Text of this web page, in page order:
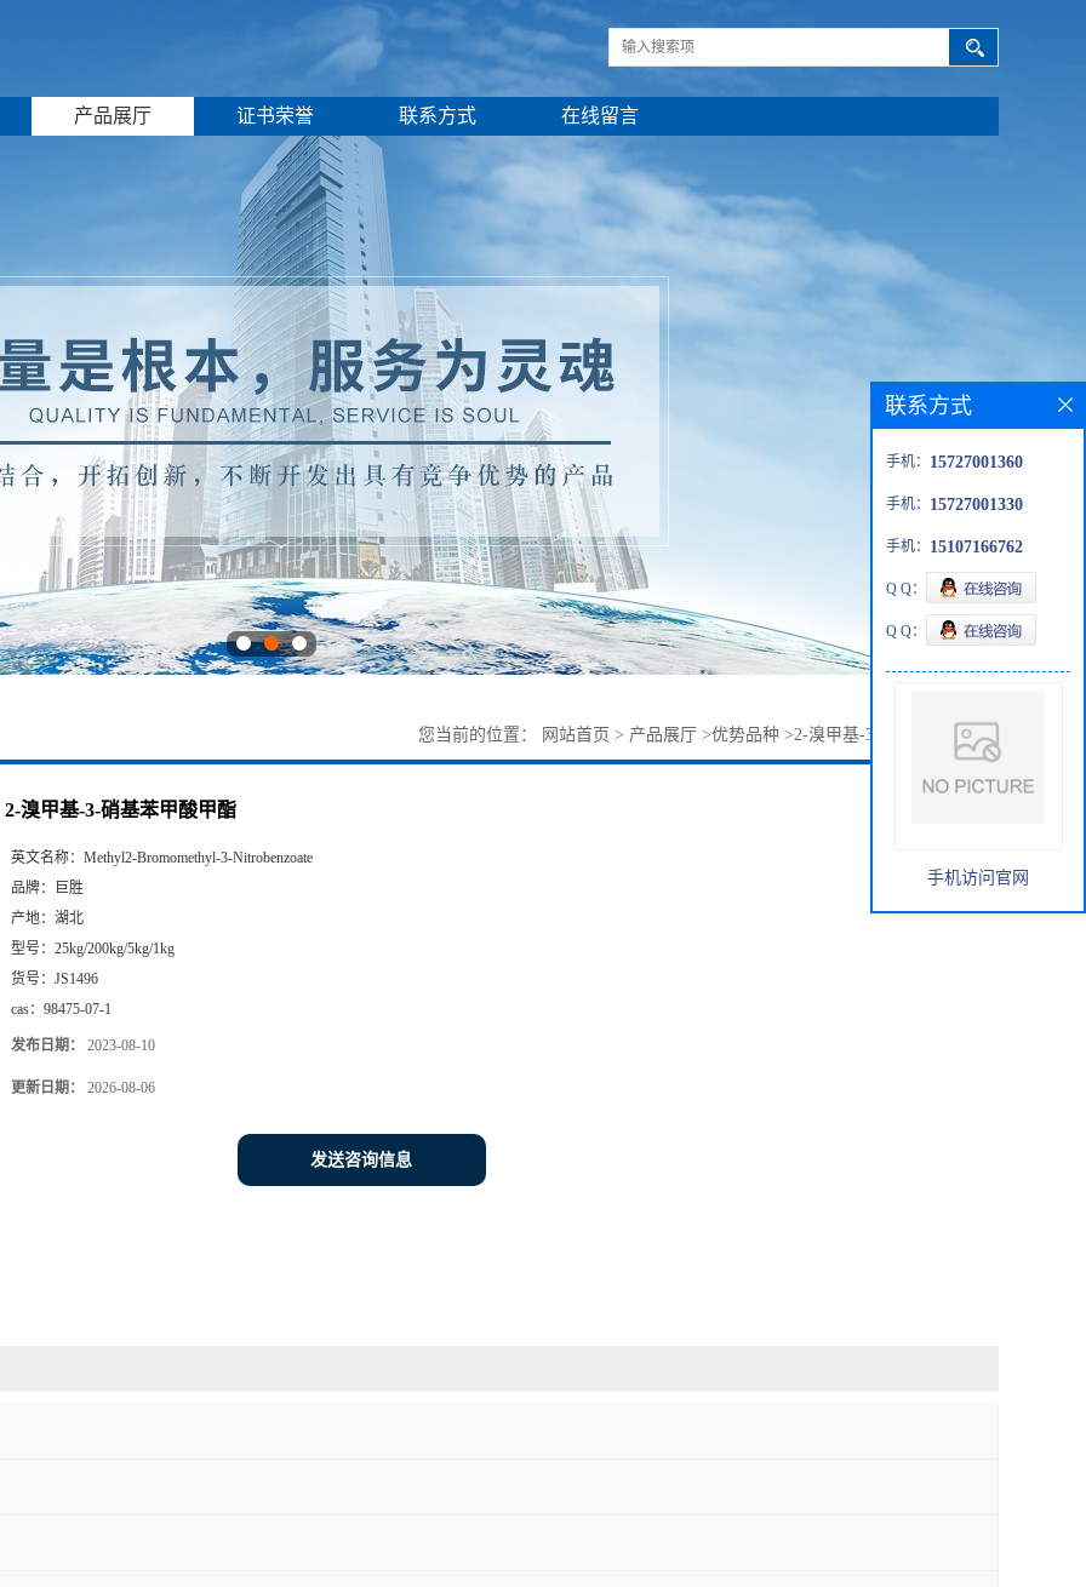
产品展厅 证书荣誉 联系方式 在线留言
您当前的位置： 网站首页 > 产品展厅 >优势品种 >2-溴甲基-3-硝基苯甲酸甲酯
2-溴甲基-3-硝基苯甲酸甲酯
英文名称： Methyl2-Bromomethyl-3-Nitrobenzoate
品牌：
巨胜
产地： 湖北
型号： 25kg/200kg/5kg/1kg
货号： JS1496
cas： 98475-07-1
发布日期： 2023-08-10
更新日期： 2026-08-06
发送咨询信息
联系方式
手机： 15727001360
手机： 15727001330
手机： 15107166762
Q Q：
Q Q：
手机访问官网